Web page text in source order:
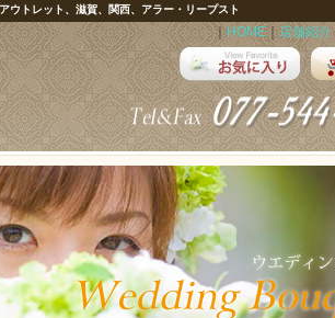
ウトレット、滋賀、関西、アラー・リープスト
｜ HOME｜ 店舗紹介